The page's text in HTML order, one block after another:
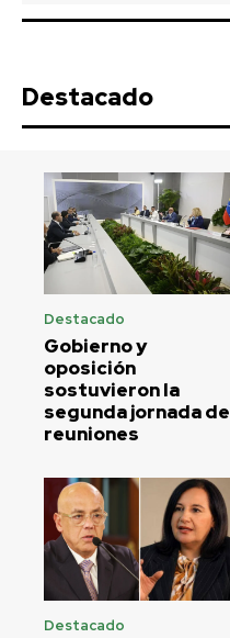
Destacado
Destacado
Gobierno y
oposición
sostuvieron la
segunda jornada de
reuniones
Destacado